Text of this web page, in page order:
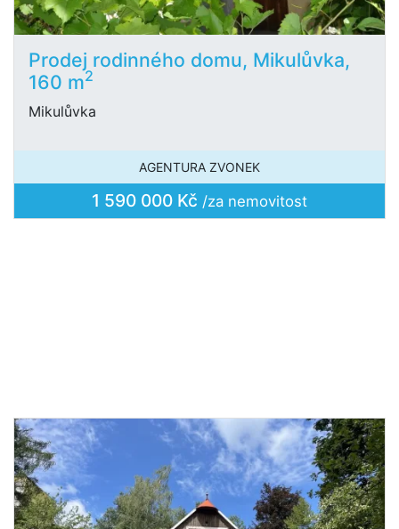
Prodej rodinného domu, Mikulůvka,
160 m2
Mikulůvka
AGENTURA ZVONEK
1 590 000 Kč /za nemovitost